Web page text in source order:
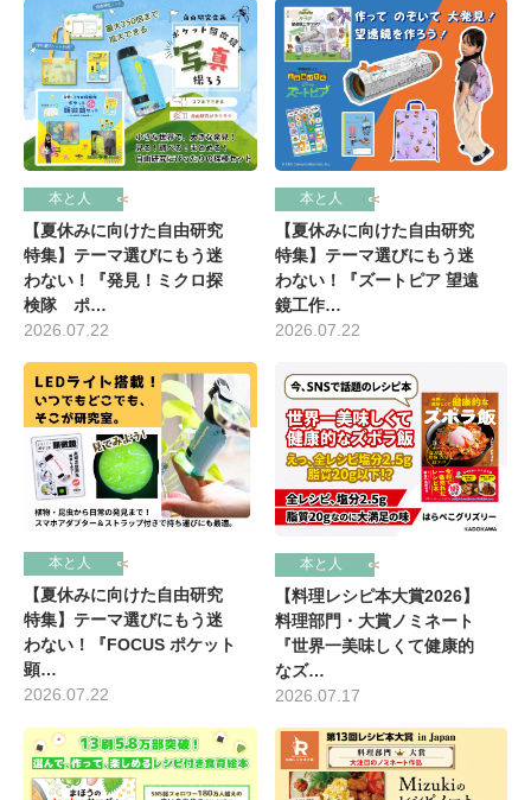
本と人
【夏休みに向けた自由研究
特集】テーマ選びにもう迷
わない！『発見！ミクロ探
検隊 ポ…
2026.07.22
本と人
【夏休みに向けた自由研究
特集】テーマ選びにもう迷
わない！『ズートピア 望遠
鏡工作…
2026.07.22
本と人
【夏休みに向けた自由研究
特集】テーマ選びにもう迷
わない！『FOCUS ポケット
顕…
2026.07.22
本と人
【料理レシピ本大賞2026】
料理部門・大賞ノミネート
『世界一美味しくて健康的
なズ…
2026.07.17